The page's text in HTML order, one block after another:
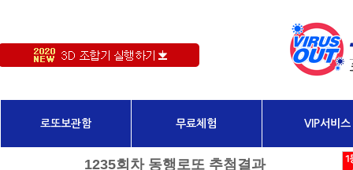
로또보관함 무료체험 VIP서비스